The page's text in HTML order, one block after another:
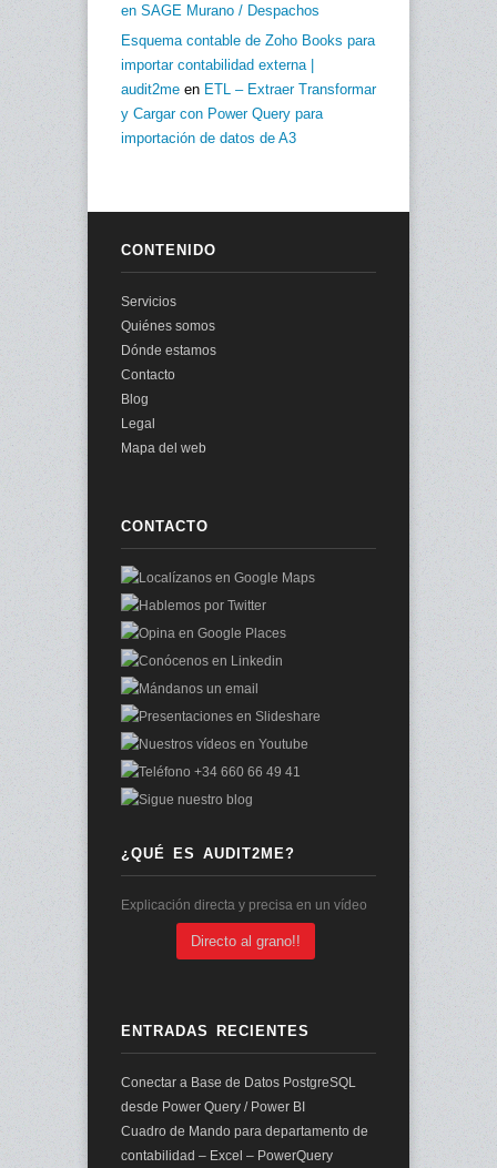
en SAGE Murano / Despachos
Esquema contable de Zoho Books para
importar contabilidad externa |
audit2me en ETL – Extraer Transformar
y Cargar con Power Query para
importación de datos de A3
CONTENIDO
Servicios
Quiénes somos
Dónde estamos
Contacto
Blog
Legal
Mapa del web
CONTACTO
¿QUÉ ES AUDIT2ME?
Explicación directa y precisa en un vídeo
Directo al grano!!
ENTRADAS RECIENTES
Conectar a Base de Datos PostgreSQL
desde Power Query / Power BI
Cuadro de Mando para departamento de
contabilidad – Excel – PowerQuery